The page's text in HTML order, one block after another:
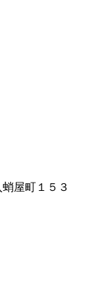
屋町１５３